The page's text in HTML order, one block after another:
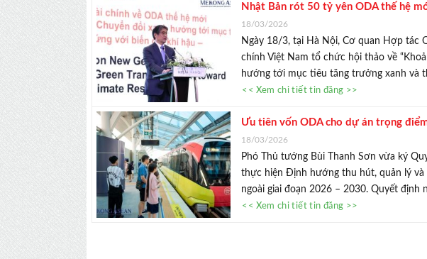
Nhật Bản rót 50 tỷ yên ODA thế hệ
18/03/2026
Ngày 18/3, tại Hà Nội, Cơ quan Hợp tác
chính Việt Nam tổ chức hội thảo về
hướng tới mục tiêu tăng trưởng xanh và
<< Xem chi tiết tin đăng >>
Ưu tiên vốn ODA cho dự án trọng
18/03/2026
Phó Thủ tướng Bùi Thanh Sơn vừa ký
thực hiện Định hướng thu hút, quản lý
ngoài giai đoạn 2026 – 2030. Quyết định
<< Xem chi tiết tin đăng >>